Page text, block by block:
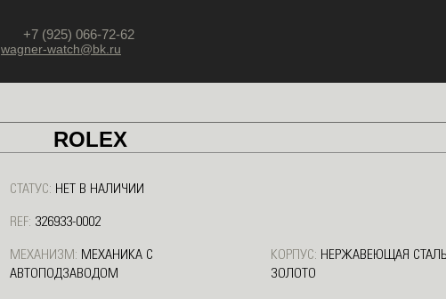
+7 (925) 066-72-62
wagner-watch@bk.ru
ROLEX
СТАТУС: НЕТ В НАЛИЧИИ
REF: 326933-0002
МЕХАНИЗМ: МЕХАНИКА С
АВТОПОДЗАВОДОМ
КОРПУС: НЕРЖАВЕЮЩАЯ
ЗОЛОТО